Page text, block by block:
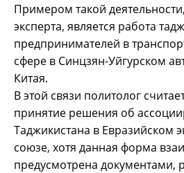
Примером такой
эксперта, является работа
предпринимателей в
сфере в Синцзян-Уйгурском
Китая.
В этой связи политолог
принятие решения об
Таджикистана в Евразийском
союзе, хотя данная форма
предусмотрена документами,